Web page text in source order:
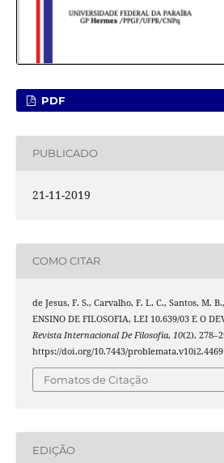
PDF
PUBLICADO
21-11-2019
COMO CITAR
de Jesus, F. S., Carvalho, F. L. C., Santos, M.
ENSINO DE FILOSOFIA, LEI 10.639/03 E O
Revista Internacional De Filosofia, 10(2),
https://doi.org/10.7443/
Fomatos de Citação
EDIÇÃO